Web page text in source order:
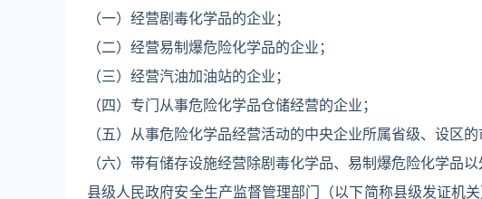
（一）经营剧毒化学品的企业；
（二）经营易制爆危险化学品的企业；
（三）经营汽油加油站的企业；
（四）专门从事危险化学品仓储经营的企业；
（五）从事危险化学品经营活动的中央企业所属省级、设区的
（六）带有储存设施经营除剧毒化学品、易制爆危险化学品
县级人民政府安全生产监督管理部门（以下简称县级发证机